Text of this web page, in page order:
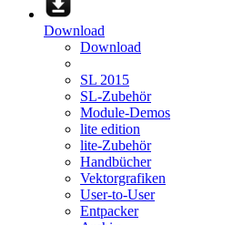
Download
Download
SL 2015
SL-Zubehör
Module-Demos
lite edition
lite-Zubehör
Handbücher
Vektorgrafiken
User-to-User
Entpacker